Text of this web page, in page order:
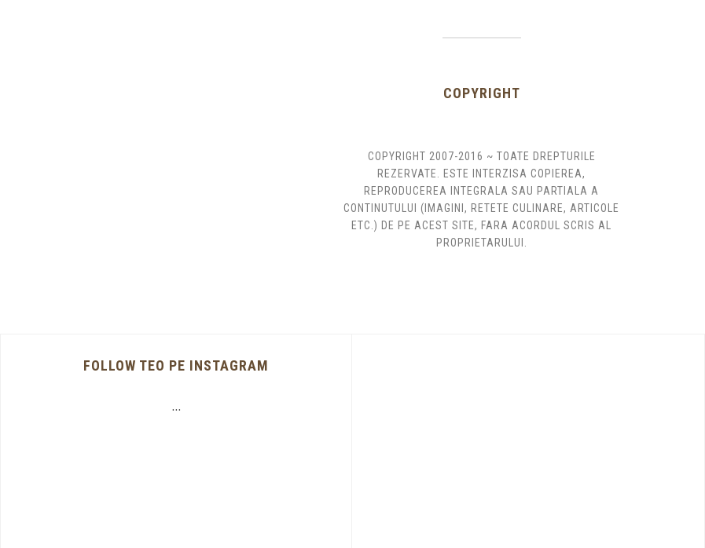
COPYRIGHT
COPYRIGHT 2007-2016 ~ TOATE DREPTURILE
REZERVATE. ESTE INTERZISA COPIEREA,
REPRODUCEREA INTEGRALA SAU PARTIALA A
CONTINUTULUI (IMAGINI, RETETE CULINARE, ARTICOLE
ETC.) DE PE ACEST SITE, FARA ACORDUL SCRIS AL
PROPRIETARULUI.
FOLLOW TEO PE INSTAGRAM
…